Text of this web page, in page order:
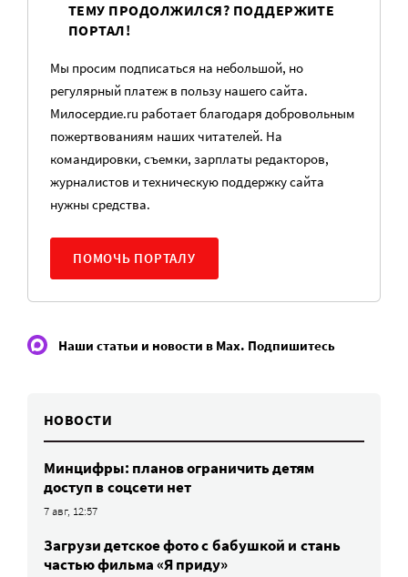
ТЕМУ ПРОДОЛЖИЛСЯ? ПОДДЕРЖИТЕ
ПОРТАЛ!
Мы просим подписаться на небольшой, но
регулярный платеж в пользу нашего сайта.
Милосердие.ru работает благодаря добровольным
пожертвованиям наших читателей. На
командировки, съемки, зарплаты редакторов,
журналистов и техническую поддержку сайта
нужны средства.
ПОМОЧЬ ПОРТАЛУ
Наши статьи и новости в Max. Подпишитесь
НОВОСТИ
Минцифры: планов ограничить детям
доступ в соцсети нет
7 авг, 12:57
Загрузи детское фото с бабушкой и стань
частью фильма «Я приду»